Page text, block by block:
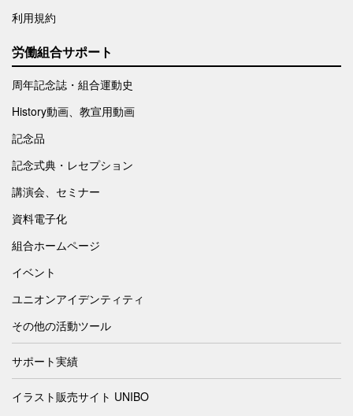
利用規約
労働組合サポート
周年記念誌・組合運動史
History動画、教宣用動画
記念品
記念式典・レセプション
講演会、セミナー
資料電子化
組合ホームページ
イベント
ユニオンアイデンティティ
その他の活動ツール
サポート実績
イラスト販売サイト UNIBO